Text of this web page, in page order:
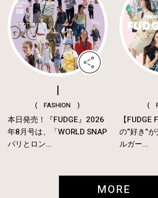
( FASHION )
本日発売！『FUDGE』2026
年8月号は、「WORLD SNAP
パリとロン...
(
【FUDGE
の“好き”
ルガー...
MORE